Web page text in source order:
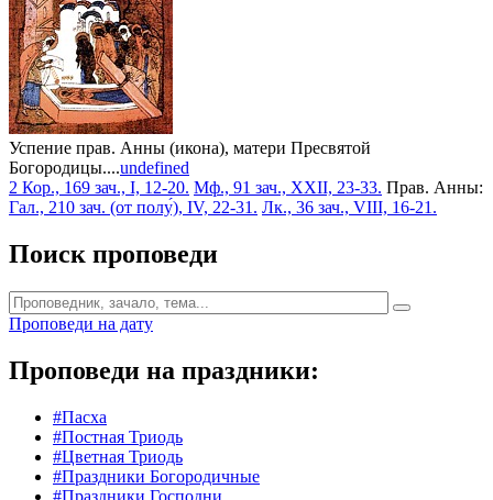
Успение прав. Анны (икона), матери Пресвятой
Богородицы....undefined
2 Кор., 169 зач., I, 12-20. Мф., 91 зач., XXII, 23-33. Прав. Анны:
Гал., 210 зач. (от полу́), IV, 22-31. Лк., 36 зач., VIII, 16-21.
Поиск проповеди
Проповеди на дату
Проповеди на праздники:
#Пасха
#Постная Триодь
#Цветная Триодь
#Праздники Богородичные
#Праздники Господни